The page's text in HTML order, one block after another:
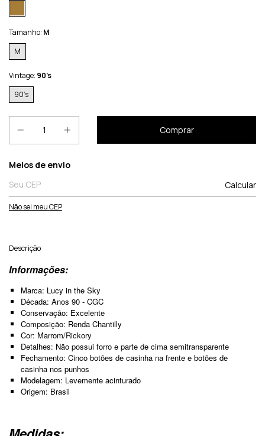
Tamanho: M
M
Vintage: 90’s
90’s
Entregas para o CEP:
Meios de envio
Calcular
Não sei meu CEP
Descrição
Informações:
Marca: Lucy in the Sky
Década: Anos 90 - CGC
Conservação: Excelente
Composição: Renda Chantilly
Cor: Marrom/Rickory
Detalhes: Não possui forro e parte de cima semitransparente
Fechamento: Cinco botões de casinha na frente e botões de
casinha nos punhos
Modelagem: Levemente acinturado
Origem: Brasil